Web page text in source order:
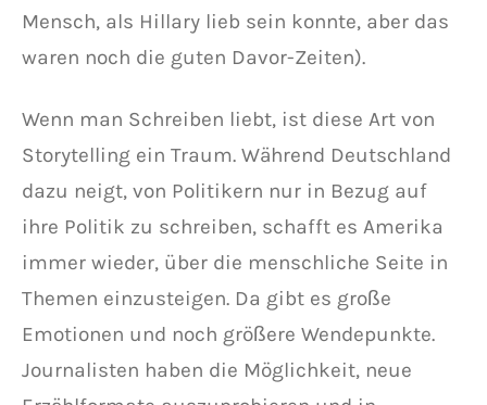
Mensch, als Hillary lieb sein konnte, aber das
waren noch die guten Davor-Zeiten).
Wenn man Schreiben liebt, ist diese Art von
Storytelling ein Traum. Während Deutschland
dazu neigt, von Politikern nur in Bezug auf
ihre Politik zu schreiben, schafft es Amerika
immer wieder, über die menschliche Seite in
Themen einzusteigen. Da gibt es große
Emotionen und noch größere Wendepunkte.
Journalisten haben die Möglichkeit, neue